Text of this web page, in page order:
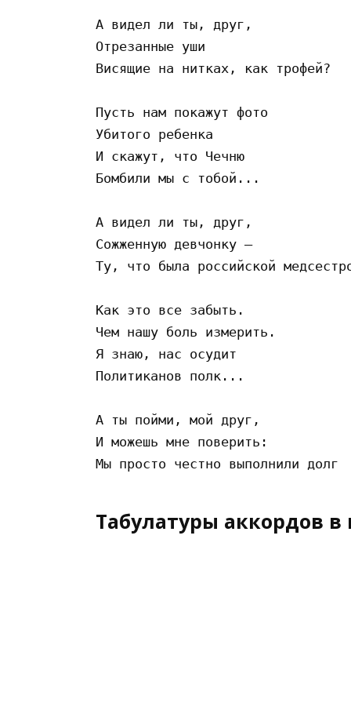
А видел ли ты, друг,
Отрезанные уши
Висящие на нитках, как трофей?
Пусть нам покажут фото
Убитого ребенка
И скажут, что Чечню
Бомбили мы с тобой...
А видел ли ты, друг,
Сожженную девчонку –
Ту, что была российской
Как это все забыть.
Чем нашу боль измерить.
Я знаю, нас осудит
Политиканов полк...
А ты пойми, мой друг,
И можешь мне поверить:
Табулатуры аккордов в